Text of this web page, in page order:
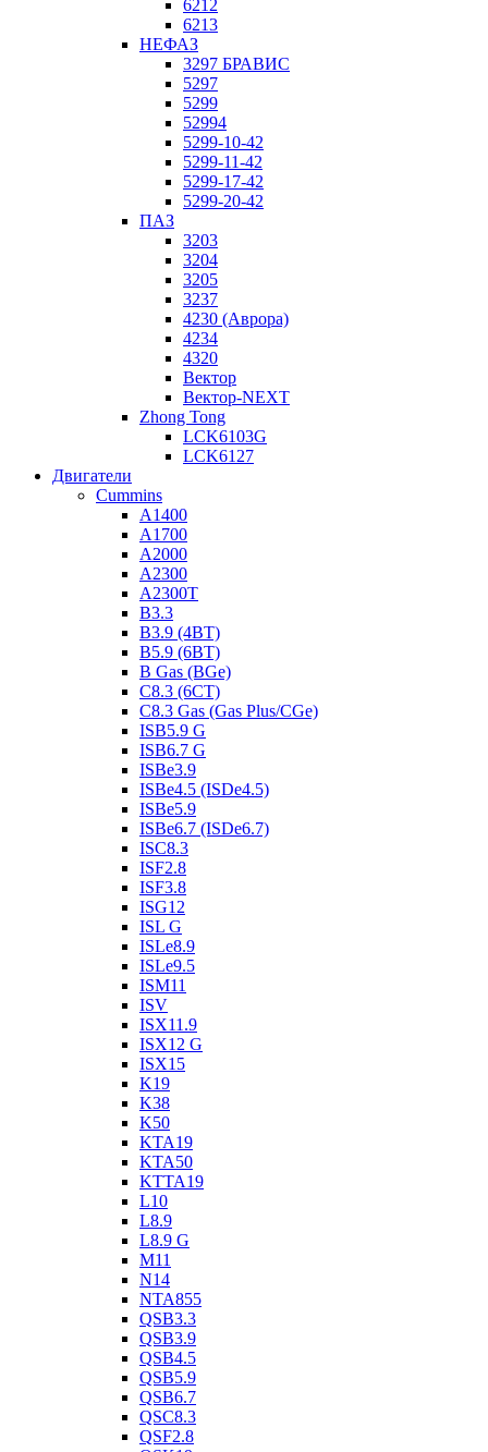
6212
6213
НЕФАЗ
3297 БРАВИС
5297
5299
52994
5299-10-42
5299-11-42
5299-17-42
5299-20-42
ПАЗ
3203
3204
3205
3237
4230 (Аврора)
4234
4320
Вектор
Вектор-NEXT
Zhong Tong
LCK6103G
LCK6127
Двигатели
Cummins
A1400
A1700
A2000
A2300
A2300T
B3.3
B3.9 (4BT)
B5.9 (6BT)
B Gas (BGe)
C8.3 (6CT)
C8.3 Gas (Gas Plus/CGe)
ISB5.9 G
ISB6.7 G
ISBe3.9
ISBe4.5 (ISDe4.5)
ISBe5.9
ISBe6.7 (ISDe6.7)
ISC8.3
ISF2.8
ISF3.8
ISG12
ISL G
ISLe8.9
ISLe9.5
ISM11
ISV
ISX11.9
ISX12 G
ISX15
K19
K38
K50
KTA19
KTA50
KTTA19
L10
L8.9
L8.9 G
M11
N14
NTA855
QSB3.3
QSB3.9
QSB4.5
QSB5.9
QSB6.7
QSC8.3
QSF2.8